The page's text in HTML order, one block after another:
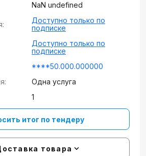
NaN undefined
Доступно только по
подписке
Доступно только по
подписке
****50.000.000000
Одна услуга
1
итог по тендеру
товара